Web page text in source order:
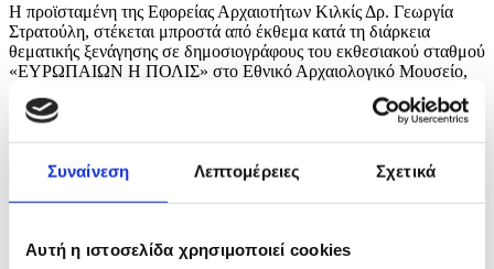
Συναίνεση Λεπτομέρειες Σχετικά
Αυτή η ιστοσελίδα χρησιμοποιεί cookies
Η προϊσταμένη της Εφορείας Αρχαιοτήτων Κιλκίς Δρ. Γεωργία
Στρατούλη, στέκεται μπροστά από έκθεμα κατά τη διάρκεια
θεματικής ξενάγησης σε δημοσιογράφους του εκθεσιακού σταθμού
«ΕΥΡΩΠΑΙΩΝ Η ΠΟΛΙΣ» στο Εθνικό Αρχαιολογικό Μουσείο,
ΚΟΛΕΣΙΔΗΣ
1 / 3